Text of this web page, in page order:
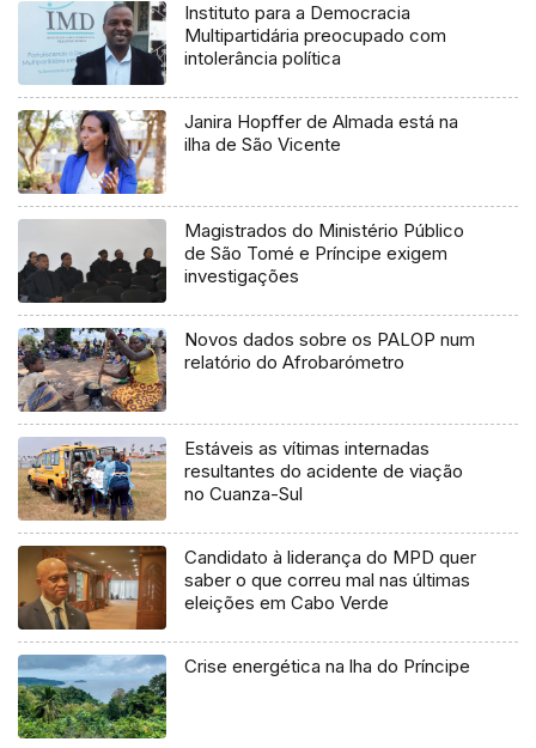
Instituto para a Democracia
Multipartidária preocupado com
intolerância política
Janira Hopffer de Almada está na
ilha de São Vicente
Magistrados do Ministério Público
de São Tomé e Príncipe exigem
investigações
Novos dados sobre os PALOP num
relatório do Afrobarómetro
Estáveis as vítimas internadas
resultantes do acidente de viação
no Cuanza-Sul
Candidato à liderança do MPD quer
saber o que correu mal nas últimas
eleições em Cabo Verde
Crise energética na lha do Príncipe